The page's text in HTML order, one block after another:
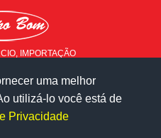
IMPORTAÇÃO
uma melhor
utilizá-lo você está de
Privacidade